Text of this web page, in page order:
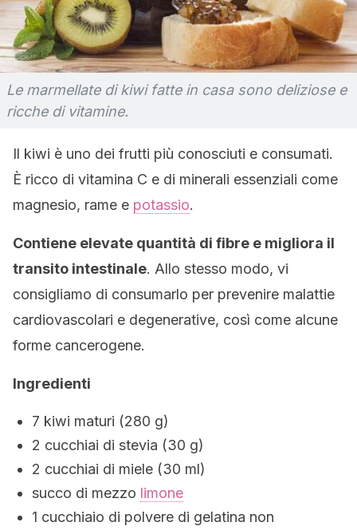
Le marmellate di kiwi fatte in casa sono deliziose e
ricche di vitamine.
Il kiwi è uno dei frutti più conosciuti e consumati.
È ricco di vitamina C e di minerali essenziali come
magnesio, rame e potassio.
Contiene elevate quantità di fibre e migliora il
transito intestinale. Allo stesso modo, vi
consigliamo di consumarlo per prevenire malattie
cardiovascolari e degenerative, così come alcune
forme cancerogene.
Ingredienti
7 kiwi maturi (280 g)
2 cucchiai di stevia (30 g)
2 cucchiai di miele (30 ml)
succo di mezzo limone
1 cucchiaio di polvere di gelatina non